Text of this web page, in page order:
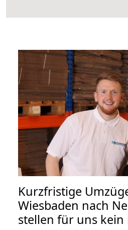
Kurzfristige
Wiesbaden nach
stellen für uns kein